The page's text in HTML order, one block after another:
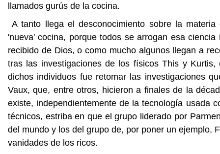
llamados gurús de la cocina.
A tanto llega el desconocimiento sobre la
'nueva' cocina, porque todos se arrogan esa
recibido de Dios, o como mucho algunos llegan a
tras las investigaciones de los físicos This y
dichos individuos fue retomar las investigaciones
Vaux, que, entre otros, hicieron a finales de la
existe, independientemente de la tecnología usada
técnicos, estriba en que el grupo liderado por
del mundo y los del grupo de, por poner un ejemplo,
vanidades de los ricos.